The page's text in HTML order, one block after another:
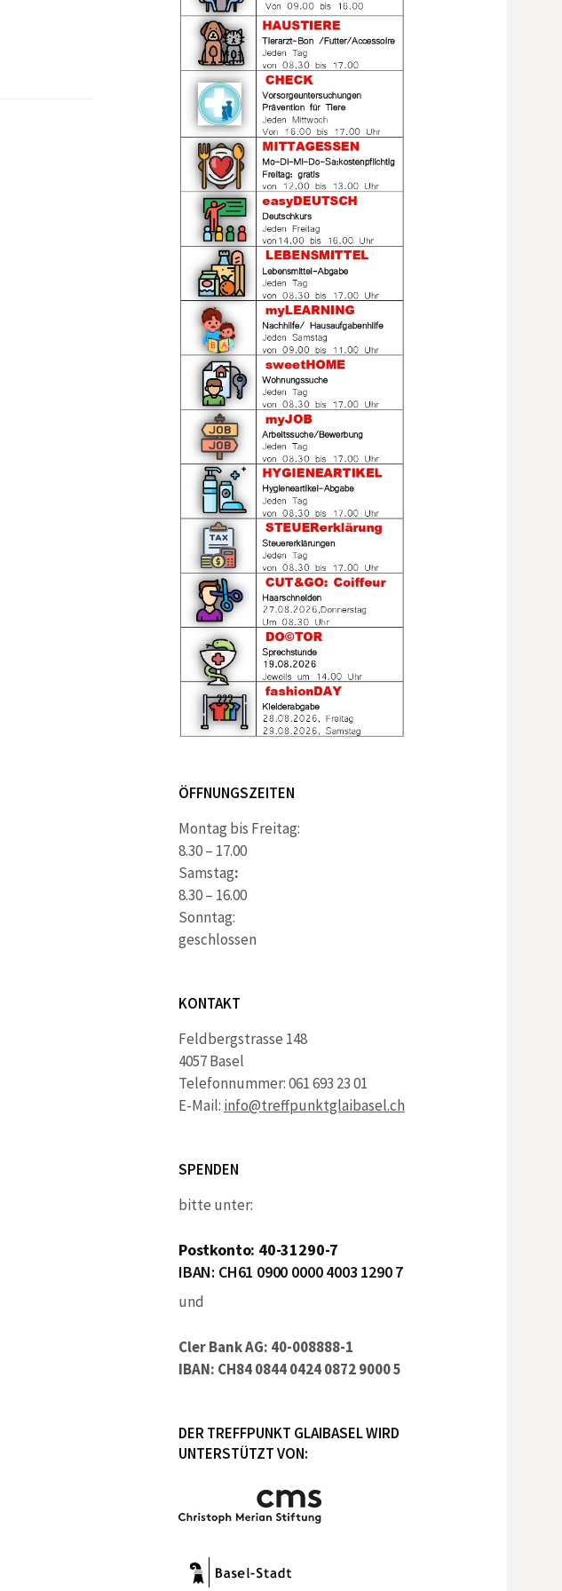
ÖFFNUNGSZEITEN
Montag bis Freitag:
8.30 – 17.00
Samstag:
8.30 – 16.00
Sonntag:
geschlossen
KONTAKT
Feldbergstrasse 148
4057 Basel
Telefonnummer: 061 693 23 01
E-Mail: info@treffpunktglaibasel.ch
SPENDEN
bitte unter:
Postkonto: 40-31290-7
IBAN: CH61 0900 0000 4003 1290 7
und
Cler Bank AG: 40-008888-1
IBAN: CH84 0844 0424 0872 9000 5
DER TREFFPUNKT GLAIBASEL WIRD
UNTERSTÜTZT VON: